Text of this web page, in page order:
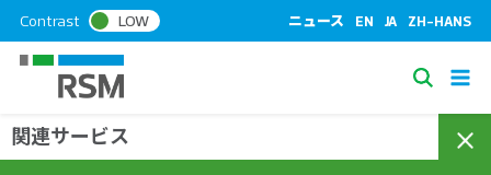
k
Contrast LOW ニュース EN JA ZH-HANS
S
ホーム/コラム
税務管理｜必要経費の判断基準と社会的信用の維持
関連サービス